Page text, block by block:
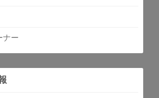
ナー